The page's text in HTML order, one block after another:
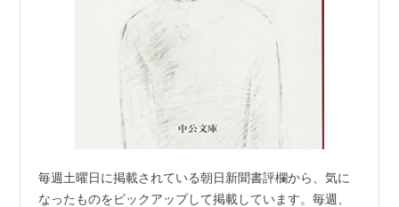
毎週土曜日に掲載されている朝日新聞書評欄から、気に
なったものをピックアップして掲載しています。毎週、